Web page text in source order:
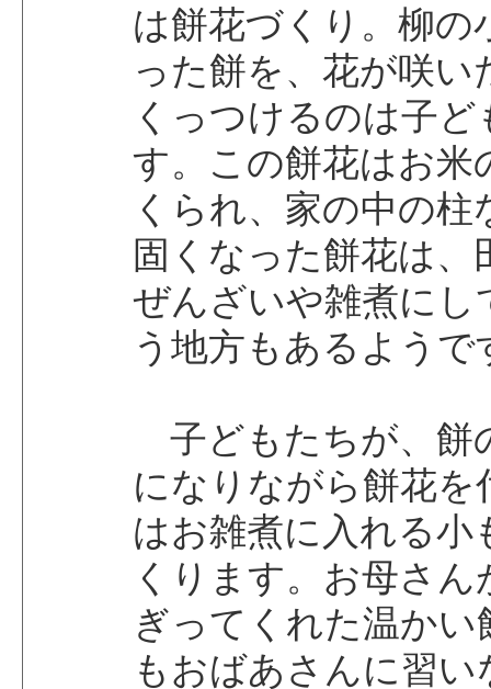
は餅花づくり。柳の
った餅を、花が咲
くっつけるのは子
す。この餅花はお米
くられ、家の中の
固くなった餅花は、
ぜんざいや雑煮にし
う地方もあるようで
子どもたちが、餅
になりながら餅花を
はお雑煮に入れる
くります。お母さ
ぎってくれた温か
もおばあさんに習